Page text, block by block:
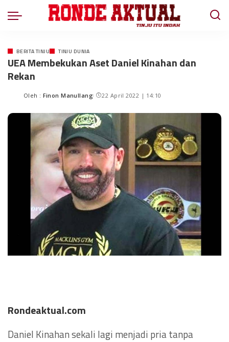
BERITA TINJU TINJU DUNIA
UEA Membekukan Aset Daniel Kinahan dan
Rekan
Oleh : Finon Manullang 22 April 2022 | 14:10
Rondeaktual.com
Daniel Kinahan sekali lagi menjadi pria tanpa